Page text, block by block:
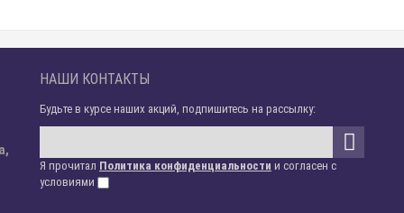
НАШИ КОНТАКТЫ
Будьте в курсе наших акций, подпишитесь на рассылку:
Я прочитал Политика конфиденциальности и согласен с
условиями